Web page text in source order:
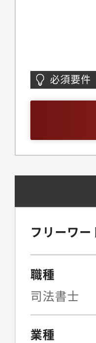
必須要件
フリーワー
職種
司法書士
業種